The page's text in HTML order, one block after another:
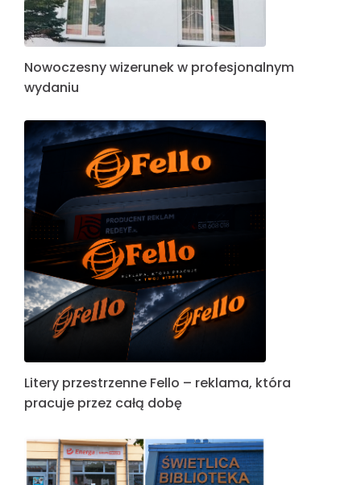
Nowoczesny wizerunek w profesjonalnym
wydaniu
Litery przestrzenne Fello – reklama, która
pracuje przez całą dobę